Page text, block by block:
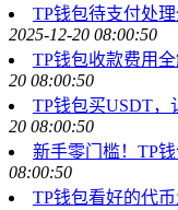
TP钱包待支付处
2025-12-20 08:00:50
TP钱包收款费用
20 08:00:50
TP钱包买USDT，
20 08:00:50
新手零门槛！TP
08:00:50
TP钱包看好的代